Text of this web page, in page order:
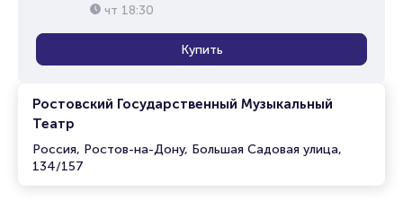
Ростовский Государственный Музыкальный
Театр
Россия, Ростов-на-Дону, Большая Садовая улица,
134/157
чт 18:30
Купить